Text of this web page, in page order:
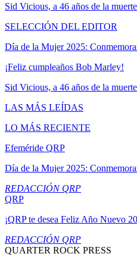
Sid Vicious, a 46 años de la
SELECCIÓN DEL EDITOR
Día de la Mujer 2025:
¡Feliz cumpleaños Bob Marley!
Sid Vicious, a 46 años de la
LAS MÁS LEÍDAS
LO MÁS RECIENTE
Efeméride QRP
Día de la Mujer 2025:
REDACCIÓN QRP
QRP
¡QRP te desea Feliz Año Nuevo
REDACCIÓN QRP
QUARTER ROCK PRESS